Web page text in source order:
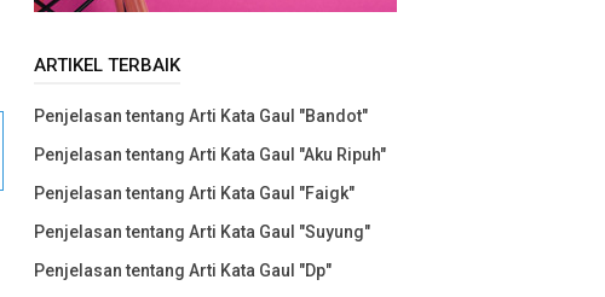
ARTIKEL TERBAIK
Penjelasan tentang Arti Kata Gaul "Bandot"
Penjelasan tentang Arti Kata Gaul "Aku Ripuh"
Penjelasan tentang Arti Kata Gaul "Faigk"
Penjelasan tentang Arti Kata Gaul "Suyung"
Penjelasan tentang Arti Kata Gaul "Dp"